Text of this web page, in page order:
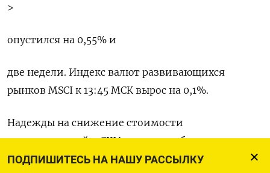
ПОДПИШИТЕСЬ НА НАШУ РАССЫЛКУ
>
опустился на 0,55% и
две недели. Индекс валют развивающихся
рынков MSCI к 13:45 МСК вырос на 0,1%.
Надежды на снижение стоимости
заимствований в США, которые обычно
оказывают давление на доллар, на протяжении